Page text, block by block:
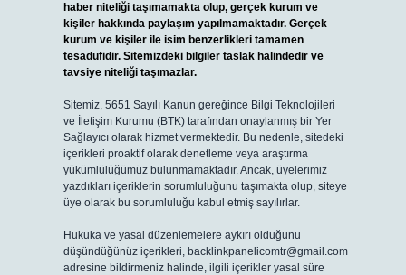
haber niteliği taşımamakta olup, gerçek kurum ve
kişiler hakkında paylaşım yapılmamaktadır. Gerçek
kurum ve kişiler ile isim benzerlikleri tamamen
tesadüfidir. Sitemizdeki bilgiler taslak halindedir ve
tavsiye niteliği taşımazlar.
Sitemiz, 5651 Sayılı Kanun gereğince Bilgi Teknolojileri
ve İletişim Kurumu (BTK) tarafından onaylanmış bir Yer
Sağlayıcı olarak hizmet vermektedir. Bu nedenle, sitedeki
içerikleri proaktif olarak denetleme veya araştırma
yükümlülüğümüz bulunmamaktadır. Ancak, üyelerimiz
yazdıkları içeriklerin sorumluluğunu taşımakta olup, siteye
üye olarak bu sorumluluğu kabul etmiş sayılırlar.
Hukuka ve yasal düzenlemelere aykırı olduğunu
düşündüğünüz içerikleri, backlinkpanelicomtr@gmail.com
adresine bildirmeniz halinde, ilgili içerikler yasal süre